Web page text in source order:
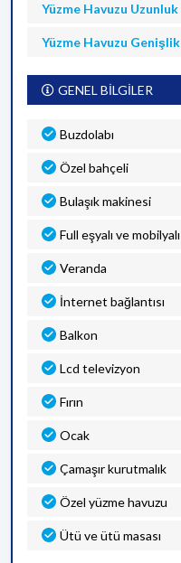
Yüzme Havuzu Uzunluk
Yüzme Havuzu Genişlik
GENEL BİLGİLER
Buzdolabı
Özel bahçeli
Bulaşık makinesi
Full eşyalı ve mobilyalı
Veranda
İnternet bağlantısı
Balkon
Lcd televizyon
Fırın
Ocak
Çamaşır kurutmalık
Özel yüzme havuzu
Ütü ve ütü masası